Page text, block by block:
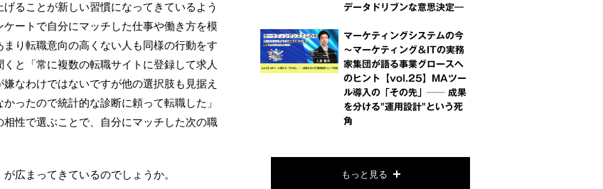
ることが新しい習慣になってきているよう
ートで自分にマッチした仕事や働き方を模
り転職意向の高くない人も同様の行動をす
と「常に複数の転職サイトに登録して求人
なわけではないですが他の選択肢も見据え
ったので統計的な診断に頼って転職した」
性で選ぶことで、自分にマッチした次の職
広まってきているのでしょうか。
データドリブンな意思決定―
マーケティングシステムの今
～マーケティング＆ITの実務
家集団が語る事業グロースへ
のヒント【vol.25】MAツー
ル導入の「その先」── 成果
を分ける"運用設計"という死
角
もっと見る